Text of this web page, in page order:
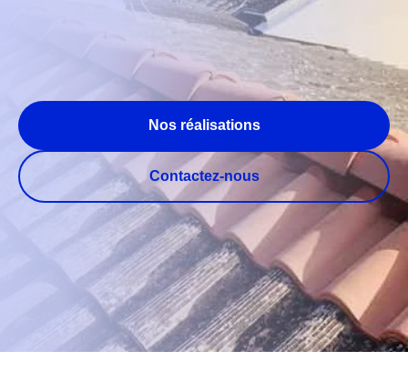
Nos réalisations
Contactez-nous